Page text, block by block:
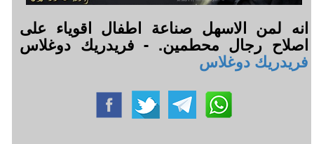
انه لمن الاسهل صناعة اطفال اقوياء على
اصلاح رجال محطمين. - فريدريك دوغلاس
فريدريك دوغلاس